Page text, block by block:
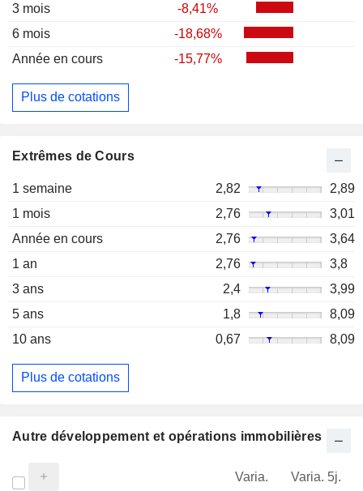
3 mois
-8,41%
6 mois
-18,68%
Année en cours
-15,77%
Plus de cotations
Extrêmes de Cours
1 semaine 2,82
2,89
1 mois
2,76
3,01
Année en cours
2,76
3,64
1 an
2,76
3,8
3 ans
2,4
3,99
5 ans
1,8
8,09
10 ans
0,67 8,09
Plus de cotations
Autre développement et opérations immobilières
Varia. Varia. 5j.